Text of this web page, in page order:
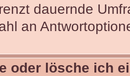
dauernde
an
oder lösche ich